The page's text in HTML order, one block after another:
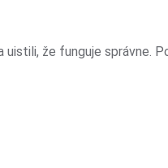
uistili, že funguje správne.